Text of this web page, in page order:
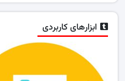
ابزارهای کاربردی